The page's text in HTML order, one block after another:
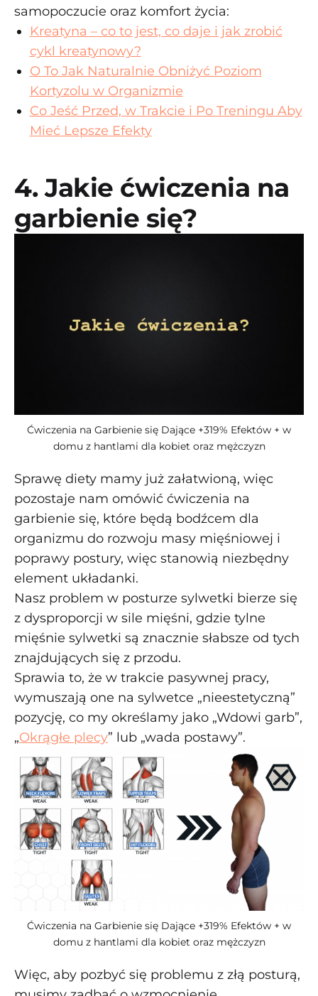
samopoczucie oraz komfort życia:
Kreatyna – co to jest, co daje i jak zrobić
cykl kreatynowy?
O To Jak Naturalnie Obniżyć Poziom
Kortyzolu w Organizmie
Co Jeść Przed, w Trakcie i Po Treningu Aby
Mieć Lepsze Efekty
4. Jakie ćwiczenia na
garbienie się?
Ćwiczenia na Garbienie się Dające +319% Efektów + w
domu z hantlami dla kobiet oraz mężczyzn
Sprawę diety mamy już załatwioną, więc
pozostaje nam omówić ćwiczenia na
garbienie się, które będą bodźcem dla
organizmu do rozwoju masy mięśniowej i
poprawy postury, więc stanowią niezbędny
element układanki.
Nasz problem w posturze sylwetki bierze się
z dysproporcji w sile mięśni, gdzie tylne
mięśnie sylwetki są znacznie słabsze od tych
znajdujących się z przodu.
Sprawia to, że w trakcie pasywnej pracy,
wymuszają one na sylwetce „nieestetyczną”
pozycję, co my określamy jako „Wdowi garb”,
„Okrągłe plecy” lub „wada postawy”.
Ćwiczenia na Garbienie się Dające +319% Efektów + w
domu z hantlami dla kobiet oraz mężczyzn
Więc, aby pozbyć się problemu z złą posturą,